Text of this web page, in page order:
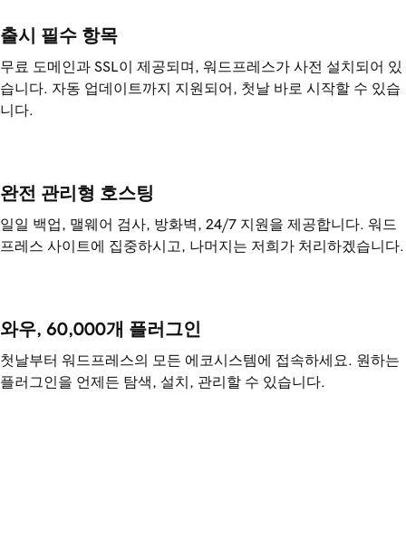
출시 필수 항목
무료 도메인과 SSL이 제공되며, 워드프레스가 사전 설치되어 있
습니다. 자동 업데이트까지 지원되어, 첫날 바로 시작할 수 있습
니다.
완전 관리형 호스팅
일일 백업, 맬웨어 검사, 방화벽, 24/7 지원을 제공합니다. 워드
프레스 사이트에 집중하시고, 나머지는 저희가 처리하겠습니다.
와우, 60,000개 플러그인
첫날부터 워드프레스의 모든 에코시스템에 접속하세요. 원하는
플러그인을 언제든 탐색, 설치, 관리할 수 있습니다.